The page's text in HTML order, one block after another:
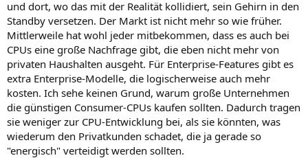
und dort, wo das mit der Realität kollidiert, sein Gehirn in den
Standby versetzen. Der Markt ist nicht mehr so wie früher.
Mittlerweile hat wohl jeder mitbekommen, dass es auch bei
CPUs eine große Nachfrage gibt, die eben nicht mehr von
privaten Haushalten ausgeht. Für Enterprise-Features gibt es
extra Enterprise-Modelle, die logischerweise auch mehr
kosten. Ich sehe keinen Grund, warum große Unternehmen
die günstigen Consumer-CPUs kaufen sollten. Dadurch tragen
sie weniger zur CPU-Entwicklung bei, als sie könnten, was
wiederum den Privatkunden schadet, die ja gerade so
"energisch" verteidigt werden sollten.